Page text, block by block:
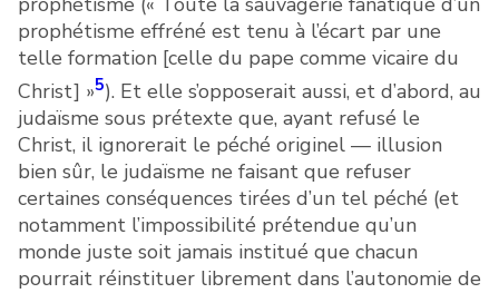
prophétisme effréné est tenu à l’écart par une
telle formation [celle du pape comme vicaire du
Christ] »5). Et elle s’opposerait aussi, et d’abord, au
judaïsme sous prétexte que, ayant refusé le
Christ, il ignorerait le péché originel — illusion
bien sûr, le judaïsme ne faisant que refuser
certaines conséquences tirées d’un tel péché (et
notamment l’impossibilité prétendue qu’un
monde juste soit jamais institué que chacun
pourrait réinstituer librement dans l’autonomie de